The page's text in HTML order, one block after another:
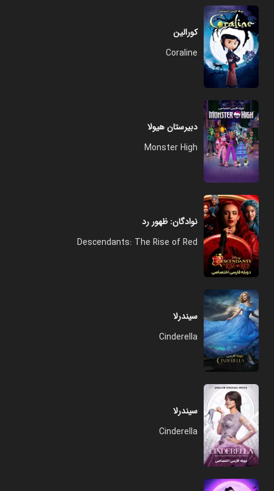
کورالین
Coraline
دبیرستان هیولا
Monster High
نوادگان: ظهور رد
Descendants: The Rise of Red
سیندرلا
Cinderella
سیندرلا
Cinderella